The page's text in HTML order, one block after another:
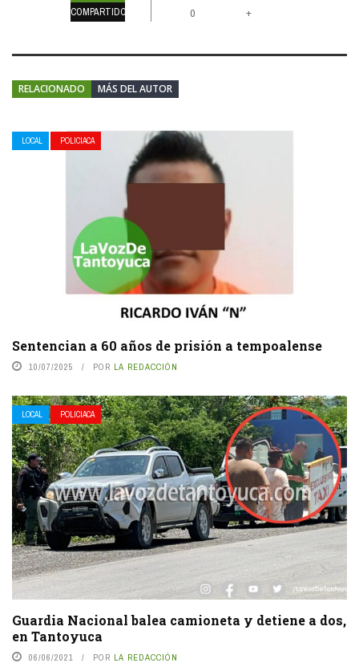
COMPARTIDOS 0 +
RELACIONADO MÁS DEL AUTOR
LOCAL POLICIACA
Sentencian a 60 años de prisión a tempoalense
10/07/2025 POR LA REDACCIÓN
LOCAL POLICIACA
Guardia Nacional balea camioneta y detiene a dos,
en Tantoyuca
06/06/2021 POR LA REDACCIÓN